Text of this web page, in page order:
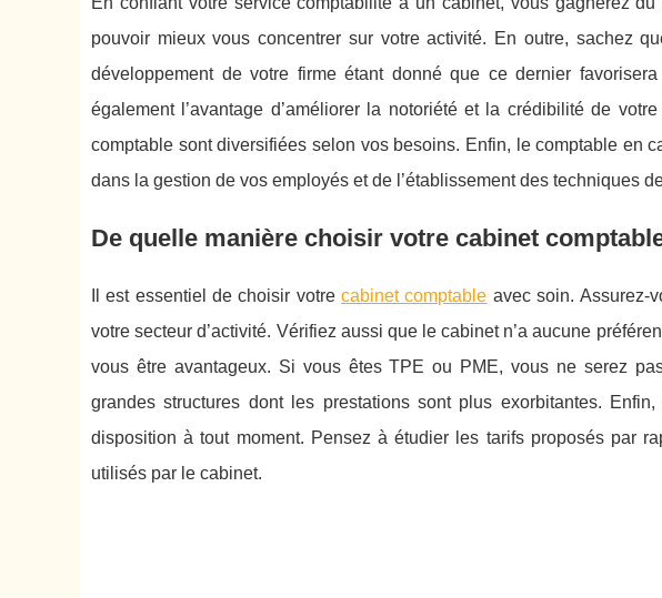
pouvoir mieux vous concentrer sur votre activité. En outre, sachez
développement de votre firme étant donné que ce dernier
également l’avantage d’améliorer la notoriété et la crédibilité de
comptable sont diversifiées selon vos besoins. Enfin, le comptable en
dans la gestion de vos employés et de l’établissement des techniques
De quelle manière choisir votre cabinet
Il est essentiel de choisir votrecabinet comptable avec soin. Assurez-
votre secteur d’activité. Vérifiez aussi que le cabinet n’a aucune
vous être avantageux. Si vous êtes TPE ou PME, vous ne serez
grandes structures dont les prestations sont plus exorbitantes.
disposition à tout moment. Pensez à étudier les tarifs proposés par
utilisés par le cabinet.